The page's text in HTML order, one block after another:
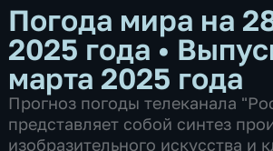
Погода мира на
2025 года •
марта 2025 года
Прогноз погоды телеканала
представляет собой синтез
изобразительного искусства и